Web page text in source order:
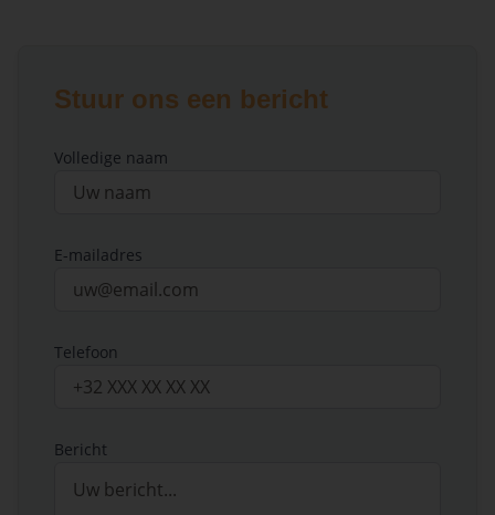
Stuur ons een bericht
Volledige naam
E-mailadres
Telefoon
Bericht